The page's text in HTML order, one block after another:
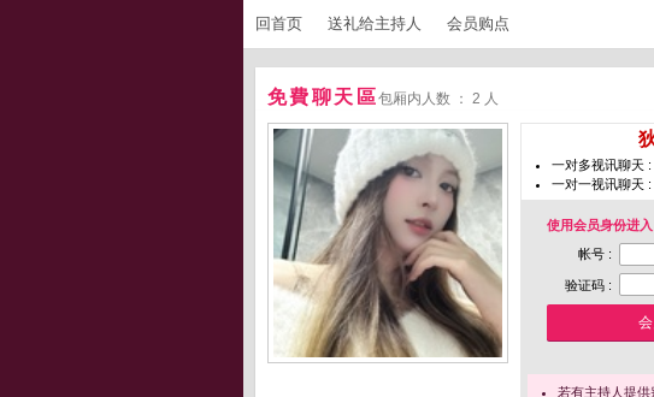
回首页 送礼给主持人 会员购点
免費聊天區包厢内人数 ： 2 人
一对多视讯聊天
一对一视讯聊天
使用会员身份进入
帐号 :
验证码 :
若有主持人提供